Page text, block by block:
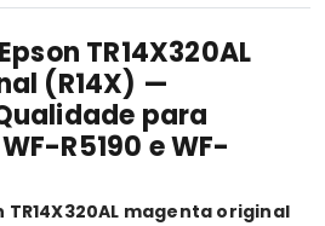
TR14X320AL
(R14X) —
para
R5190 e WF-
magenta original